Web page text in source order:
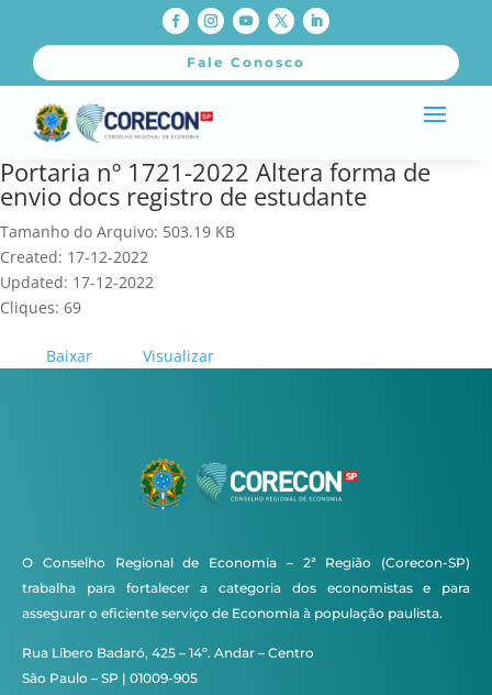
Fale Conosco
Portaria nº 1721-2022 Altera forma de
envio docs registro de estudante
Tamanho do Arquivo: 503.19 KB
Created: 17-12-2022
Updated: 17-12-2022
Cliques: 69
Baixar Visualizar
O Conselho Regional de Economia – 2ª Região (Corecon-SP)
trabalha para fortalecer a categoria dos economistas e para
assegurar o eficiente serviço de Economia à população paulista.
Rua Líbero Badaró, 425 – 14º. Andar – Centro
São Paulo – SP | 01009-905